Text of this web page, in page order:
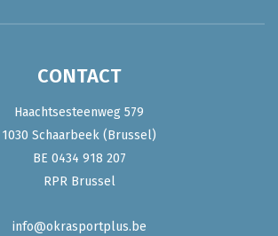
CONTACT
Haachtsesteenweg 579
1030 Schaarbeek (Brussel)
BE 0434 918 207
RPR Brussel
info@okrasportplus.be